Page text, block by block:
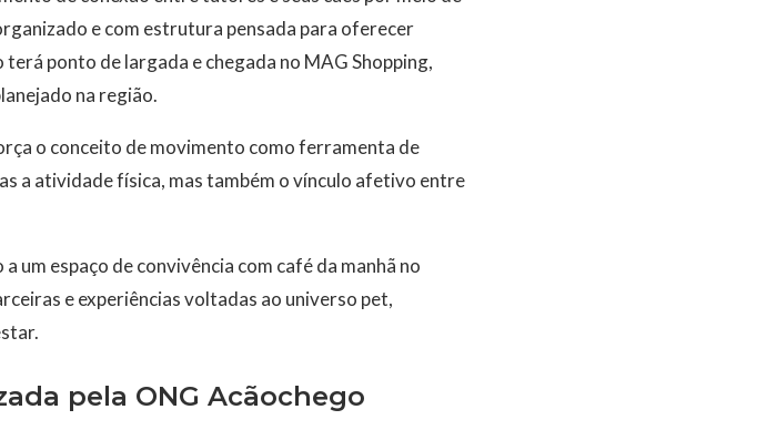
e com estrutura pensada para oferecer
ponto de largada e chegada no MAG Shopping,
na região.
o conceito de movimento como ferramenta de
a atividade física, mas também o vínculo afetivo entre
um espaço de convivência com café da manhã no
e experiências voltadas ao universo pet,
pela ONG Acãochego